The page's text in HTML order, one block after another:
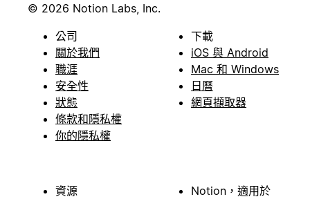
© 2026 Notion Labs, Inc.
公司
關於我們
職涯
安全性
狀態
條款和隱私權
你的隱私權
下載
iOS 與 Android
Mac 和 Windows
日曆
網頁擷取器
資源
Notion，適用於